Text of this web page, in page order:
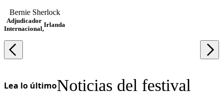
Bernie Sherlock
Adjudicador
Internacional,
Irlanda
Lea lo últimoNoticias del festival